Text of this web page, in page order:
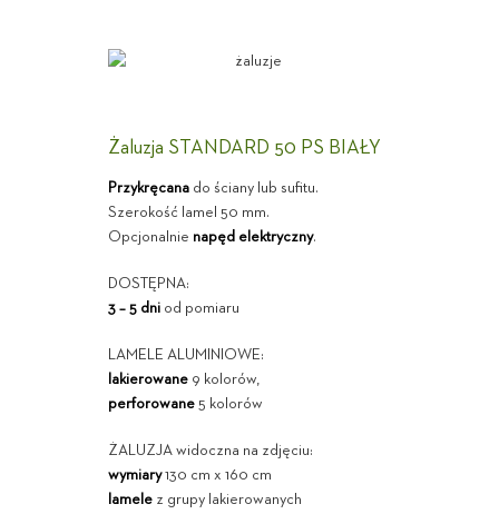
Żaluzja STANDARD 50 PS BIAŁY
Przykręcanado ściany lub sufitu.
Szerokość lamel 50 mm.
Opcjonalnie napęd elektryczny.
DOSTĘPNA:
3 – 5 dniod pomiaru
LAMELE ALUMINIOWE:
lakierowane9 kolorów,
perforowane5 kolorów
ŻALUZJA widoczna na zdjęciu:
wymiary130 cm x 160 cm
lamelez grupy lakierowanych